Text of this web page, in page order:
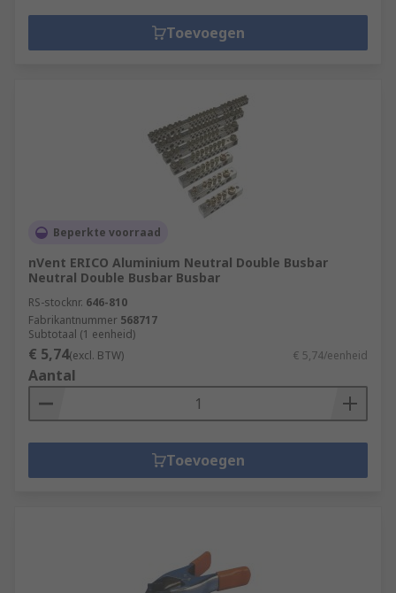
Toevoegen
Beperkte voorraad
nVent ERICO Aluminium Neutral Double Busbar
Neutral Double Busbar Busbar
RS-stocknr. 646-810
Fabrikantnummer 568717
Subtotaal (1 eenheid)
€ 5,74(excl. BTW) € 5,74/eenheid
Aantal
Toevoegen